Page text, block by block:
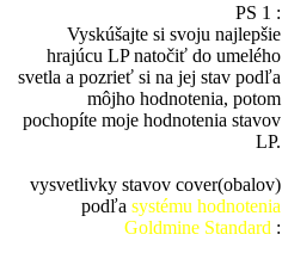
PS 1 :
Vyskúšajte si svoju najlepšie
hrajúcu LP natočiť do umelého
svetla a pozrieť si na jej stav podľa
môjho hodnotenia, potom
pochopíte moje hodnotenia stavov
LP.
vysvetlivky stavov cover(obalov)
podľa systému hodnotenia
Goldmine Standard :